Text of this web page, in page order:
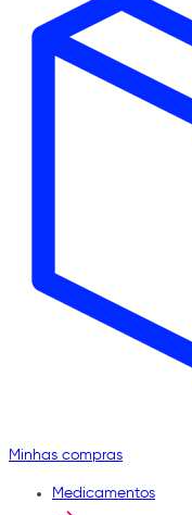
Minhas compras
Medicamentos